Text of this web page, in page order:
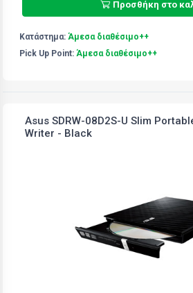
Προσθήκη στο
Κατάστημα: Άμεσα διαθέσιμο++
Pick Up Point: Άμεσα διαθέσιμο++
Asus SDRW-08D2S-U Slim
Writer - Black